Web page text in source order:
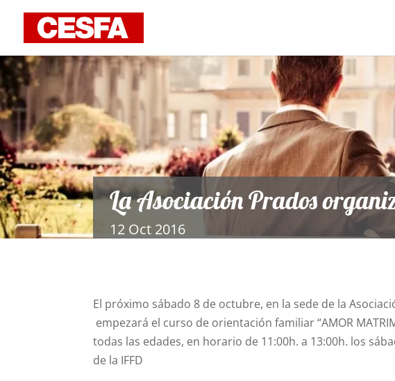
La Asociación Prados
12 Oct 2016
El próximo sábado 8 de octubre, en la sede de la
empezará el curso de orientación familiar “AMOR
todas las edades, en horario de 11:00h. a 13:00h. los
de la IFFD